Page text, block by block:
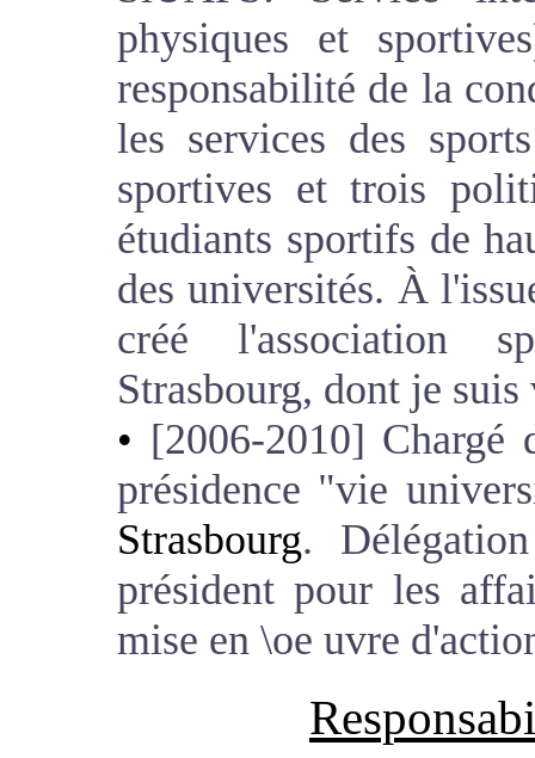
physiques et
responsabilité de la
les services des
sportives et trois
étudiants sportifs de
des universités. À
créé l'association
Strasbourg, dont je
[2006-2010] Chargé
présidence "vie
Strasbourg.
président pour les
mise en \oe uvre